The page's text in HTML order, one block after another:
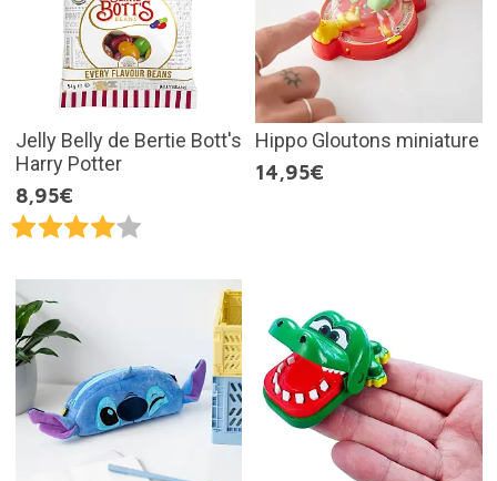
Jelly Belly de Bertie Bott's
Harry Potter
8,95€
Hippo Gloutons miniature
14,95€